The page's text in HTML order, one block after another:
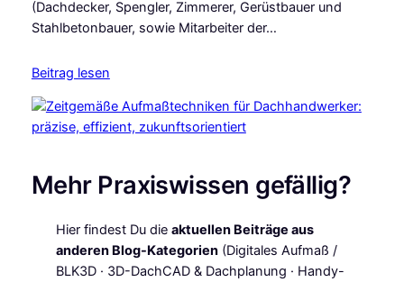
(Dachdecker, Spengler, Zimmerer, Gerüstbauer und
Stahlbetonbauer, sowie Mitarbeiter der…
Beitrag lesen
Mehr Praxiswissen gefällig?
Hier findest Du die aktuellen Beiträge aus
anderen Blog-Kategorien(Digitales Aufmaß /
BLK3D · 3D-DachCAD & Dachplanung · Handy-